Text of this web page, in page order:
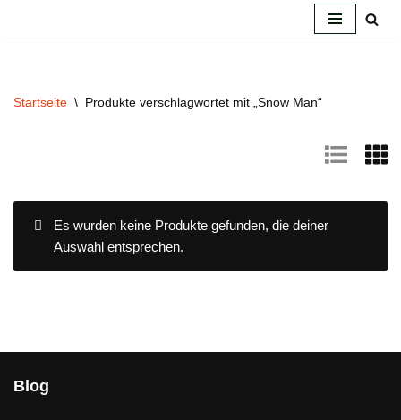
Startseite \ Produkte verschlagwortet mit „Snow Man“
Es wurden keine Produkte gefunden, die deiner
Auswahl entsprechen.
Blog